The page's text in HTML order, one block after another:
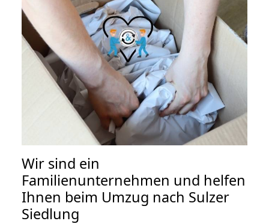
Wir sind ein
Familienunternehmen und helfen
Ihnen beim Umzug nach Sulzer
Siedlung